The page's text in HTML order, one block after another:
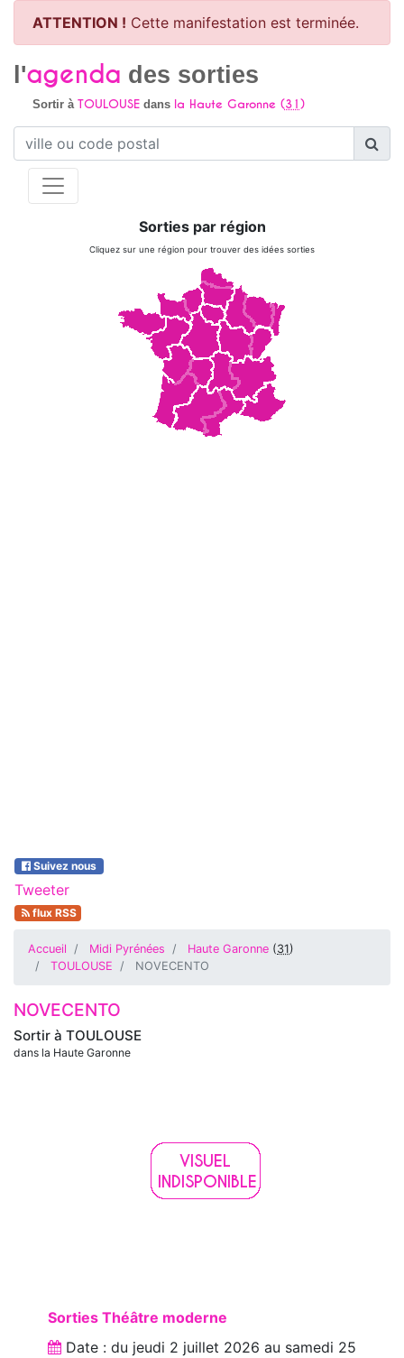
ATTENTION ! Cette manifestation est terminée.
l'agenda des sorties
Sortir à TOULOUSEdans la Haute Garonne (31)
Sorties par région
Cliquez sur une région pour trouver des idées sorties
Suivez nous
Tweeter
flux RSS
Accueil Midi Pyrénées Haute Garonne (31)
TOULOUSE
NOVECENTO
Sortir à TOULOUSE
dans la Haute Garonne
NOVECENTO
Sorties Théâtre moderne
Date : du jeudi 2 juillet 2026 au samedi 25